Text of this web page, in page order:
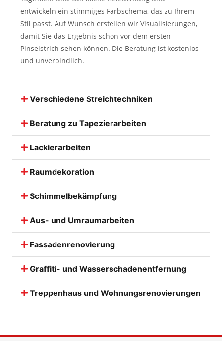
entwickeln ein stimmiges Farbschema, das zu Ihrem
Stil passt. Auf Wunsch erstellen wir Visualisierungen,
damit Sie das Ergebnis schon vor dem ersten
Pinselstrich sehen können. Die Beratung ist kostenlos
und unverbindlich.
Verschiedene Streichtechniken
Beratung zu Tapezierarbeiten
Lackierarbeiten
Raumdekoration
Schimmelbekämpfung
Aus- und Umraumarbeiten
Fassadenrenovierung
Graffiti- und Wasserschadenentfernung
Treppenhaus und Wohnungsrenovierungen